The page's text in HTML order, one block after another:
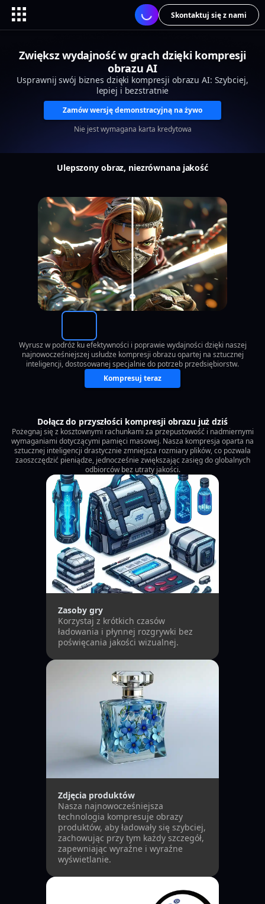
Skontaktuj się z nami
Zwiększ wydajność w grach dzięki kompresji
obrazu AI
Usprawnij swój biznes dzięki kompresji obrazu AI: Szybciej,
lepiej i bezstratnie
Zamów wersję demonstracyjną na żywo
Nie jest wymagana karta kredytowa
Ulepszony obraz, niezrównana jakość
Wyrusz w podróż ku efektywności i poprawie wydajności dzięki naszej
najnowocześniejszej usłudze kompresji obrazu opartej na sztucznej
inteligencji, dostosowanej specjalnie do potrzeb przedsiębiorstw.
Kompresuj teraz
Dołącz do przyszłości kompresji obrazu już dziś
Pożegnaj się z kosztownymi rachunkami za przepustowość i nadmiernymi
wymaganiami dotyczącymi pamięci masowej. Nasza kompresja oparta na
sztucznej inteligencji drastycznie zmniejsza rozmiary plików, co pozwala
zaoszczędzić pieniądze, jednocześnie zwiększając zasięg do globalnych
odbiorców bez utraty jakości.
Zasoby gry
Korzystaj z krótkich czasów
ładowania i płynnej rozgrywki bez
poświęcania jakości wizualnej.
Zdjęcia produktów
Nasza najnowocześniejsza
technologia kompresuje obrazy
produktów, aby ładowały się szybciej,
zachowując przy tym każdy szczegół,
zapewniając wyraźne i wyraźne
wyświetlanie.